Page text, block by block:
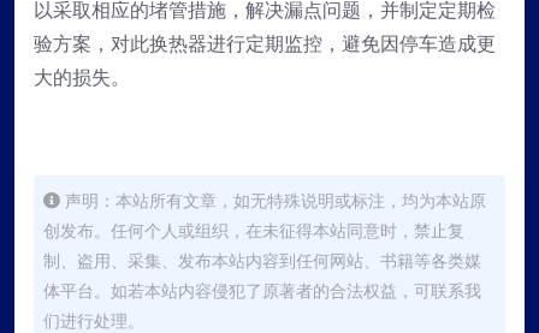
以采取相应的堵管措施，解决漏点问题，并制定定期检
验方案，对此换热器进行定期监控，避免因停车造成更
大的损失。
声明：本站所有文章，如无特殊说明或标注，均为本站原
创发布。任何个人或组织，在未征得本站同意时，禁止复
制、盗用、采集、发布本站内容到任何网站、书籍等各类媒
体平台。如若本站内容侵犯了原著者的合法权益，可联系我
们进行处理。